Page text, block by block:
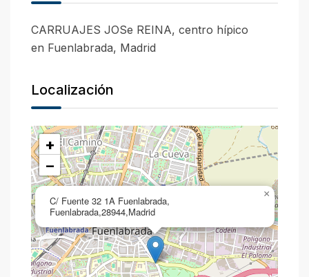
CARRUAJES JOSe REINA, centro hípico
en Fuenlabrada, Madrid
Localización
C/ Fuente 32 1A Fuenlabrada,
Fuenlabrada,28944,Madrid
×
+
−